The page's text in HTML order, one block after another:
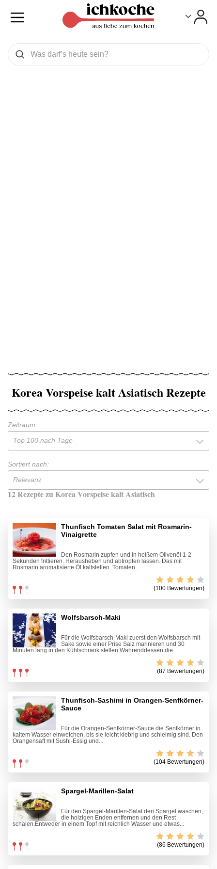
Was wollen Sie suchen
Suchen
Korea Vorspeise kalt Asiatisch Rezepte
Zeitraum:
Top 100 nach Tage
Sortiert nach:
Relevanz
12 Rezepte zu Korea Vorspeise kalt Asiatisch
Thunfisch Tomaten Salat mit Rosmarin-
Vinaigrette
Den Rosmarin zupfen und in heißem Olivenöl 1-2
Sekunden frittieren. Herausheben und abtropfen lassen. Das mit
Rosmarin aromatisierte Öl kaltstellen. Tomaten...
(100 Bewertungen)
Wolfsbarsch-Maki
Für die Wolfsbarsch-Maki zuerst den Wolfsbarsch mit
Sake sowie einer Prise Salz marinieren und 30
Minuten lang in den Kühlschrank stellen.Währenddessen die...
(87 Bewertungen)
Thunfisch-Sashimi in Orangen-Senfkörner-
Sauce
Für die Orangen-Senfkörner-Sauce die Senfkörner in
kaltem Wasser einweichen, bis sie leicht klebrig und schleimig sind. Den
Orangensaft mit Sushi-Essig und...
(104 Bewertungen)
Spargel-Marillen-Salat
Für den Spargel-Marillen-Salat den Spargel waschen,
die holzigen Enden entfernen und den Rest
schälen.Entweder in einem Topf mit reichlich Wasser und etwas...
(86 Bewertungen)